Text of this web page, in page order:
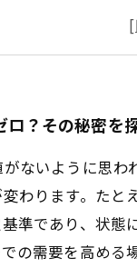
説！壊れたブラ
く売却・保管！
されず価値を見
？その秘密を
ないように思
わります。た
準であり、状
の需要を高め